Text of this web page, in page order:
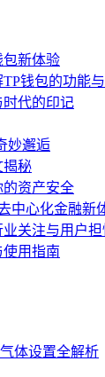
包新体验
钱包的功能
时代的印记
妙邂逅
揭秘
的资产安全
中心化金融新
关注与用户担
用指南
体设置全解析